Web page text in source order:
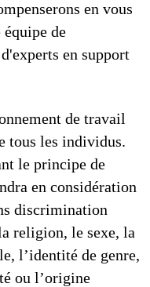
en vous
de
en support
de travail
tous les individus.
le principe de
en considération
discrimination
religion, le sexe, la
l’identité de genre,
ou l’origine